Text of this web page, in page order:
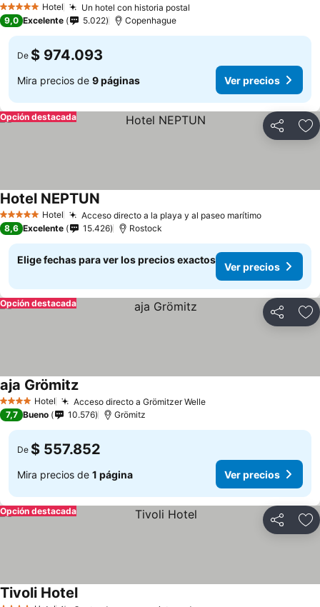
5 Estrellas Hotel Un hotel con historia postal
9,0 Excelente 5.022 Copenhague
De $ 974.093
Mira precios de 9 páginas Ver precios
Compartir
Opción destacada
5 Estrellas Hotel Acceso directo a la playa y al paseo marítimo
Hotel NEPTUN
8,6 Excelente 15.426 Rostock
Elige fechas para ver los precios exactos
Ver precios
Compartir
Opción destacada
4 EstrellasHotel Acceso directo a Grömitzer Welle
aja Grömitz
7,7 Bueno 10.576 Grömitz
De $ 557.852
Mira precios de 1 página Ver precios
Compartir
Opción destacada
Tivoli Hotel